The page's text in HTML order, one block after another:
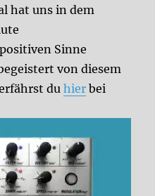
hat uns in dem
Sinne
von diesem
duhier bei